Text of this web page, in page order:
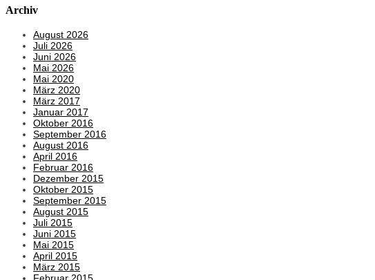
Archiv
August 2026
Juli 2026
Juni 2026
Mai 2026
Mai 2020
März 2020
März 2017
Januar 2017
Oktober 2016
September 2016
August 2016
April 2016
Februar 2016
Dezember 2015
Oktober 2015
September 2015
August 2015
Juli 2015
Juni 2015
Mai 2015
April 2015
März 2015
Februar 2015